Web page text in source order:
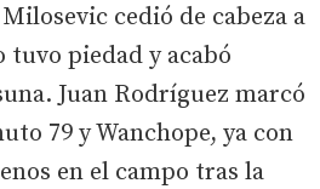
cedió de cabeza a
tuvo piedad y acabó
Juan Rodríguez marcó
79 y Wanchope, ya con
en el campo tras la